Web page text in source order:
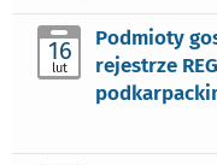
16
lut
Podmioty
rejestrze